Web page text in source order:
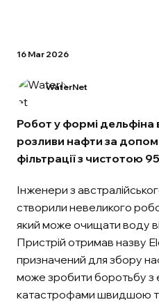
16 Mar 2026
WaterNet
Робот у формі дельфіна
розливи нафти за
фільтрації з чистотою
Інженери з
створили невеликого
який може очищати воду
Пристрій отримав назву
призначений для збору
може зробити боротьбу з
катастрофами швидшою